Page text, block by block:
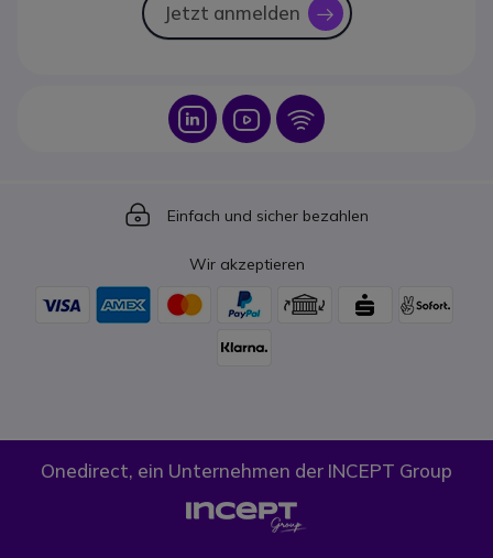
Jetzt anmelden icon
Icon Icon Icon
Icon
Einfach und sicher bezahlen
Wir akzeptieren
Onedirect, ein Unternehmen der INCEPT Group